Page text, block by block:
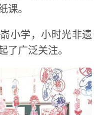
课。
小学，小时光非遗
了广泛关注。